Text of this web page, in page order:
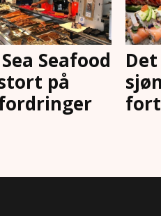
Seafood
på